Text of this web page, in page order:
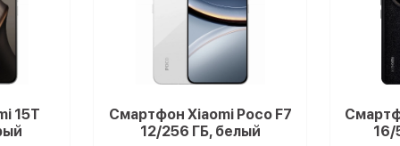
15T
Смартфон Xiaomi Poco F7
12/256 ГБ, белый
16/